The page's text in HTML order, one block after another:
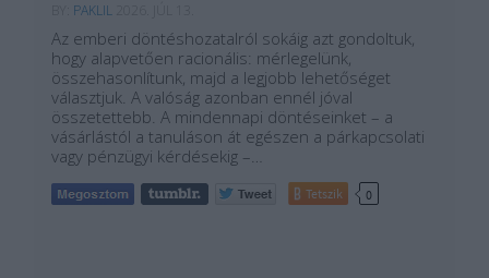
PAKLIL
Az emberi döntéshozatalról sokáig azt gondoltuk,
hogy alapvetően racionális: mérlegelünk,
összehasonlítunk, majd a legjobb lehetőséget
választjuk. A valóság azonban ennél jóval
összetettebb. A mindennapi döntéseinket – a
vásárlástól a tanuláson át egészen a párkapcsolati
vagy pénzügyi kérdésekig –…
Tetszik 0